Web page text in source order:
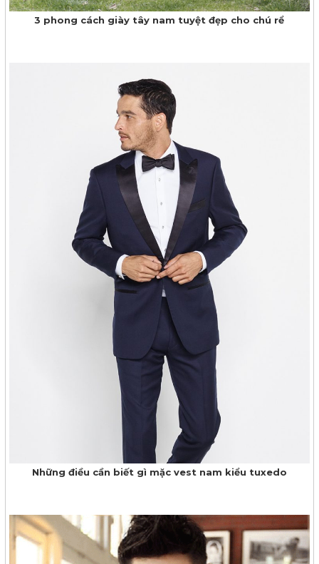
3 phong cách giày tây nam tuyệt đẹp cho chú rể
Những điều cần biết gì mặc vest nam kiểu tuxedo